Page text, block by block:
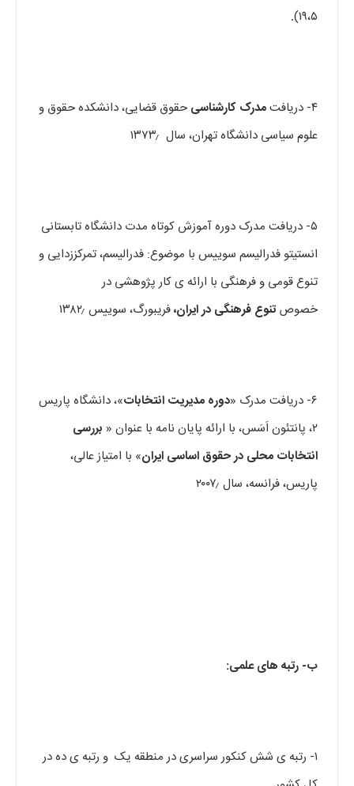
۱۹،۵) .
۴- دریافت مدرک کارشناسی حقوق قضایی، دانشکده حقوق و
علوم سیاسی دانشگاه تهران، سال ۱۳۷۳٫
۵- دریافت مدرک دوره آموزش کوتاه مدت دانشگاه تابستانی
انستیتو فدرالیسم سوییس با موضوع: فدرالیسم، تمرکززدایی و
تنوع قومی و فرهنگی با ارائه ی کار پژوهشی در
خصوص تنوع فرهنگی در ایران،فریبورگ، سوییس ۱۳۸۲٫
۶- دریافت مدرک « دوره مدیریت انتخابات»، دانشگاه پاریس
۲، پانتئون اَسَس، با ارائه پایان نامه با عنوان «
بررسی
انتخابات محلی در حقوق اساسی ایران» با امتیاز عالی،
پاریس، فرانسه، سال ۲۰۰۷٫
ب- رتبه های علمی:
۱- رتبه ی شش کنکور سراسری در منطقه یک و رتبه ی ده در